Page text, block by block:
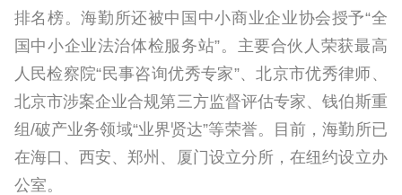
排名榜 。海勤所还被中国中小商业企业协会授予“全
国中小企业法治体检服务站”。主要合伙人荣获最高
人民检察院“民事咨询优秀专家”、北京市优秀律师、
北京市涉案企业合规第三方监督评估专家、钱伯斯重
组/破产业务领域“业界贤达”等荣誉。目前，海勤所已
在海口、西安、郑州、厦门设立分所，在纽约设立办
公室。